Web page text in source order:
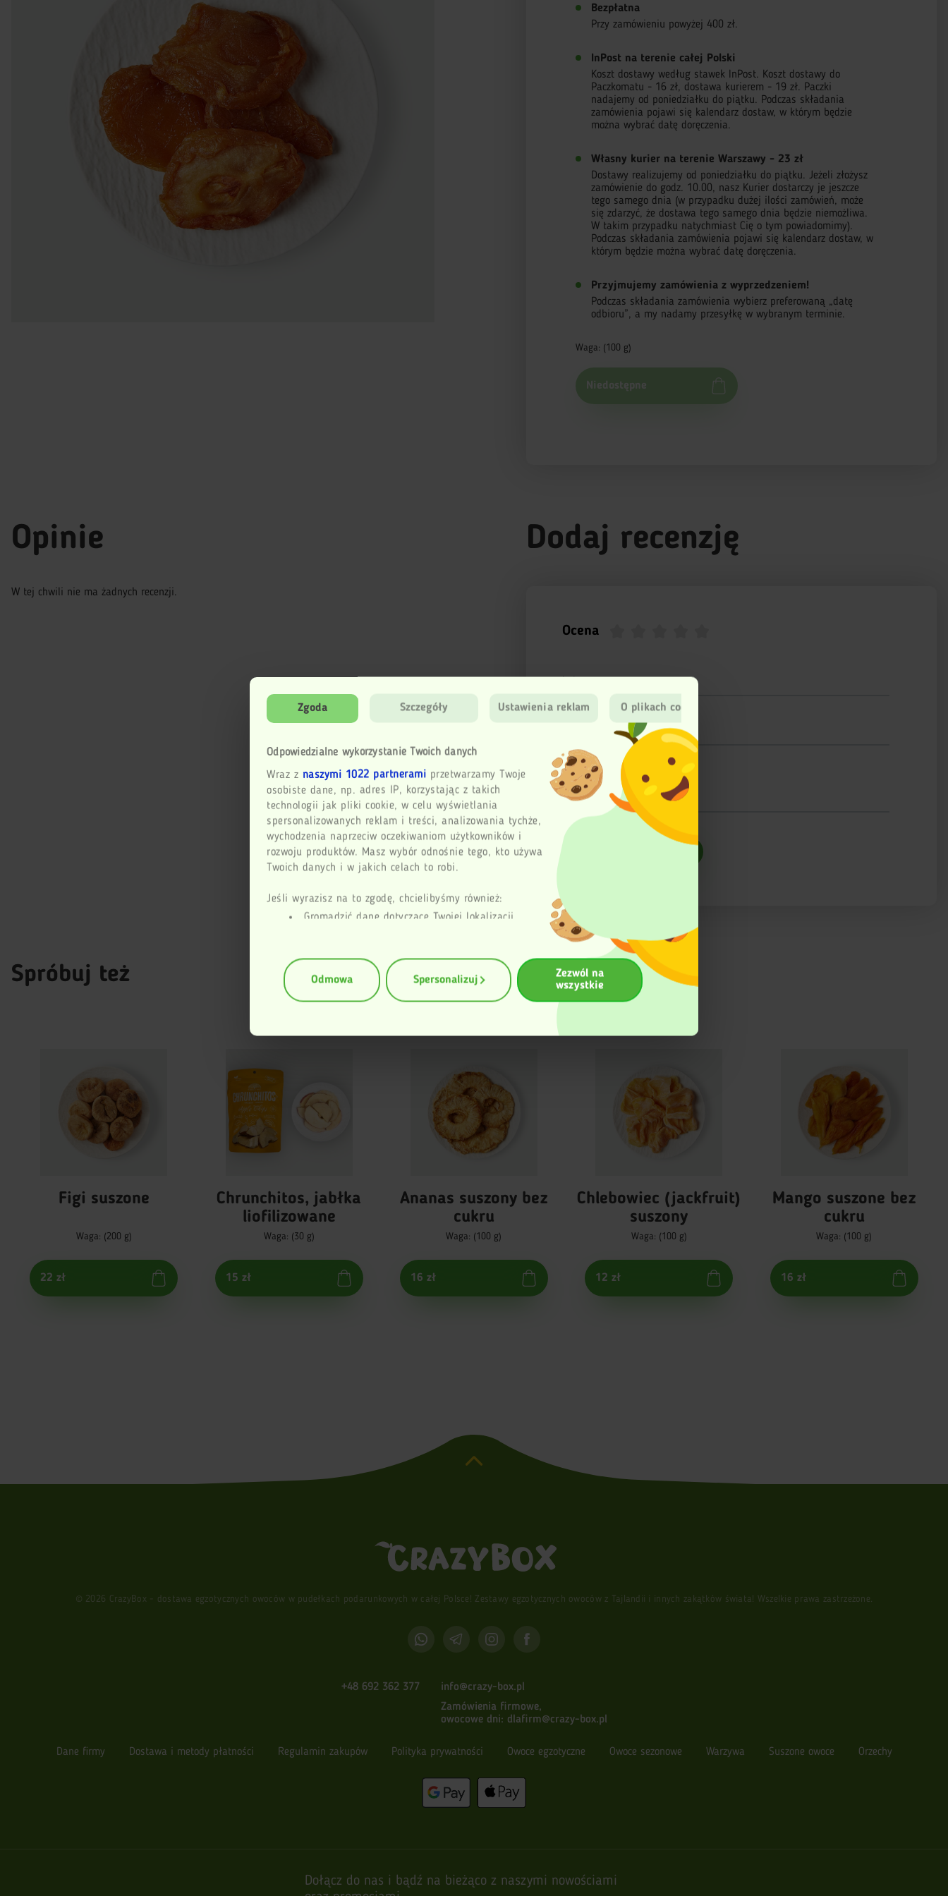
Zgoda Szczegóły Ustawienia reklam O plikach cookies
Odpowiedzialne wykorzystanie Twoich danych
Wraz z naszymi 1022 partnerami przetwarzamy Twoje
osobiste dane, np. adres IP, korzystając z takich
technologii jak pliki cookie, w celu wyświetlania
spersonalizowanych reklam i treści, analizowania tychże,
wychodzenia naprzeciw oczekiwaniom użytkowników i
rozwoju produktów. Masz wybór odnośnie tego, kto używa
Twoich danych i w jakich celach to robi.
Jeśli wyrazisz na to zgodę, chcielibyśmy również:
Gromadzić dane dotyczące Twojej lokalizacji
analizując charakteryzującego je zbiory danych
(fingerprinting, czyli wirtualny odcisk palca)
Dowiedz się więcej odnośnie tego, jak Twoje osobiste
Ta strona korzysta z plików cookies w celu poprawy
swojego funkcjonowania oraz w celach analitycznych.
Więcej informacji znajduje się w Polityce prywatności.
Odmowa Spersonalizuj
Zezwól na
wszystkie
Bezpłatna
Przy zamówieniu powyżej 400 zł.
InPost na terenie całej Polski
Koszt dostawy według stawek InPost. Koszt dostawy do
Paczkomatu - 16 zł, dostawa kurierem - 19 zł. Paczki
nadajemy od poniedziałku do piątku. Podczas składania
zamówienia pojawi się kalendarz dostaw, w którym będzie
można wybrać datę doręczenia.
Własny kurier na terenie Warszawy - 23 zł
Dostawy realizujemy od poniedziałku do piątku. Jeżeli złożysz
zamówienie do godz. 10.00, nasz Kurier dostarczy je jeszcze
tego samego dnia (w przypadku dużej ilości zamówień, może
się zdarzyć, że dostawa tego samego dnia będzie niemożliwa.
W takim przypadku natychmiast Cię o tym powiadomimy).
Podczas składania zamówienia pojawi się kalendarz dostaw, w
którym będzie można wybrać datę doręczenia.
Przyjmujemy zamówienia z wyprzedzeniem!
Podczas składania zamówienia wybierz preferowaną „datę
odbioru”, a my nadamy przesyłkę w wybranym terminie.
Waga: (100 g)
Niedostępne
Opinie
W tej chwili nie ma żadnych recenzji.
Dodaj recenzję
Ocena
Twoja opinia
Spróbuj też
Figi suszone
Waga: (200 g)
22 zł
Chrunchitos, jabłka
liofilizowane
Waga: (30 g)
15 zł
Ananas suszony bez
cukru
Waga: (100 g)
16 zł
Chlebowiec (jackfruit)
suszony
Waga: (100 g)
12 zł
Mango suszone bez
cukru
Waga: (100 g)
16 zł
© 2026 CrazyBox - dostawa egzotycznych owoców w pudełkach podarunkowych w całej Polsce! Zestawy egzotycznych owoców z Tajlandii i innych zakątków świata! Wszelkie prawa zastrzeżone.
+48 692 362 377
info@crazy-box.pl
Zamówienia firmowe,
owocowe dni: dlafirm@crazy-box.pl
Dane firmy Dostawa i metody płatności Regulamin zakupów Polityka prywatności Owoce egzotyczne Owoce sezonowe Warzywa Suszone owoce Orzechy
Dołącz do nas i bądź na bieżąco z naszymi nowościami